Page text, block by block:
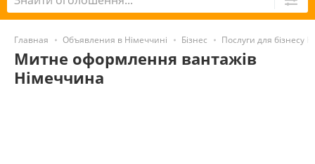
Главная Объявления в Німеччині Бізнес Послуги для бізнесу
Митне оформлення вантажів
Німеччина